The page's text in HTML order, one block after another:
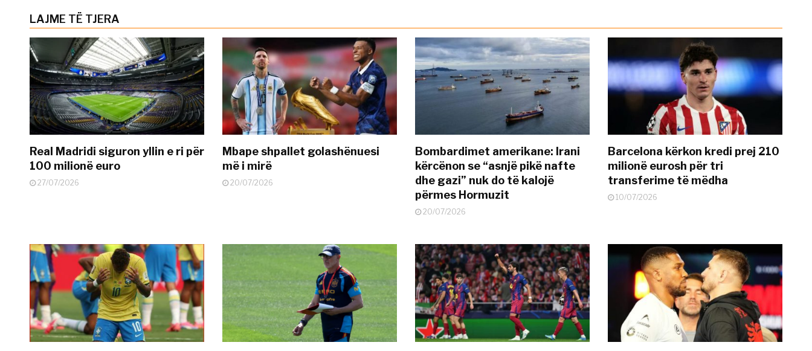
LAJME TË TJERA
Real Madridi siguron yllin e ri për
100 milionë euro
27/07/2026
Mbape shpallet golashënuesi
më i mirë
20/07/2026
Bombardimet amerikane: Irani
kërcënon se “asnjë pikë nafte
dhe gazi” nuk do të kalojë
përmes Hormuzit
20/07/2026
Barcelona kërkon kredi prej 210
milionë eurosh për tri
transferime të mëdha
10/07/2026